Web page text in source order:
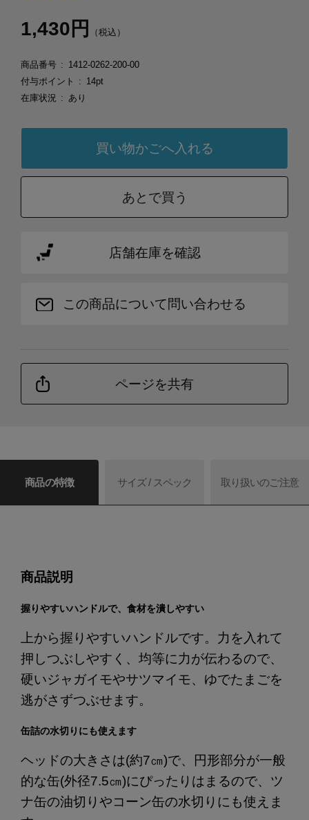
1,430円 （税込）
商品番号
1412-0262-200-00
付与ポイント
14pt
在庫状況
あり
あとで買う
店舗在庫を確認
この商品について問い合わせる
ページを共有
商品の特徴 サイズ / スペック 取り扱いのご注意
商品説明
握りやすいハンドルで、食材を潰しやすい
上から握りやすいハンドルです。力を入れて
押しつぶしやすく、均等に力が伝わるので、
硬いジャガイモやサツマイモ、ゆでたまごを
逃がさずつぶせます。
缶詰の水切りにも使えます
ヘッドの大きさは(約7㎝)で、円形部分が一般
的な缶(外径7.5㎝)にぴったりはまるので、ツ
ナ缶の油切りやコーン缶の水切りにも使えま